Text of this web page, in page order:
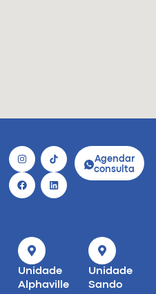
Agendar
consulta
Unidade
Alphaville
Unidade
Sando